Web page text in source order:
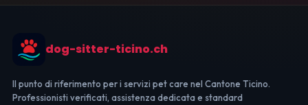
dog-sitter-ticino.ch
Il punto di riferimento per i servizi pet care nel Cantone Ticino.
Professionisti verificati, assistenza dedicata e standard